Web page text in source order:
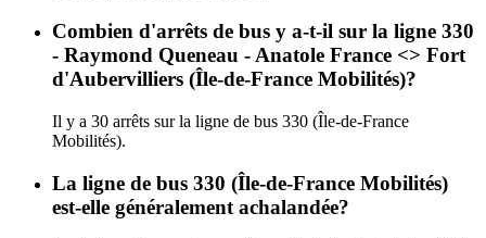
Combien d'arrêts de bus y a-t-il sur la ligne 330
- Raymond Queneau - Anatole France <> Fort
d'Aubervilliers (Île-de-France Mobilités)?
Il y a 30 arrêts sur la ligne de bus 330 (Île-de-France
Mobilités).
La ligne de bus 330 (Île-de-France Mobilités)
est-elle généralement achalandée?